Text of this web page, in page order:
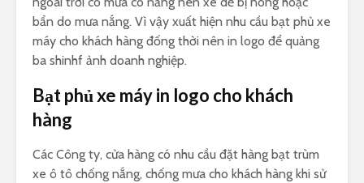
bẩn do mưa nắng. Vì vậy xuất hiện nhu cầu bạt phủ xe
máy cho khách hàng đống thời nên in logo để quảng
ba shinhf ảnh doanh nghiệp.
Bạt phủ xe máy in logo cho khách
hàng
Các Công ty, cửa hàng có nhu cầu đặt hàng bạt trùm
xe ô tô chống nắng, chống mưa cho khách hàng khi sử